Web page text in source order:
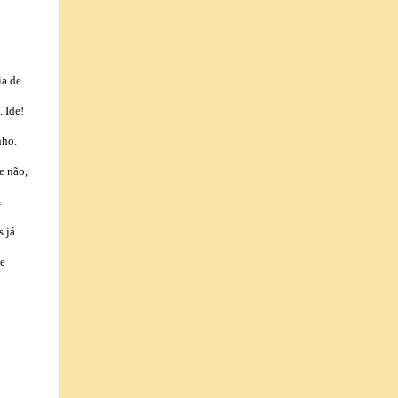
de
Ide!
não,
já